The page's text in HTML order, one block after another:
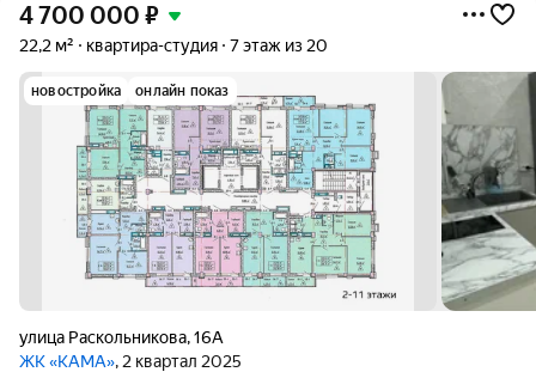
4 700 000 ₽
22,2 м² квартира-студия 7 этаж из 20
новостройка онлайн показ
улица Раскольникова,16А
ЖК «КАМА», 2 квартал 2025